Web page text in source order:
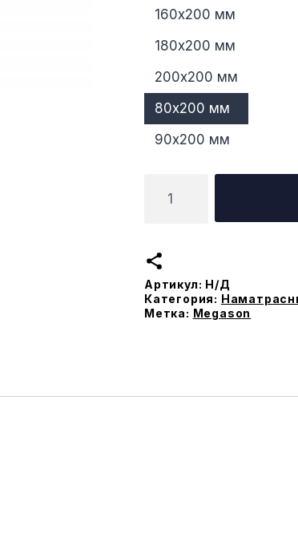
160х200 мм
180х200 мм
200х200 мм
80х200 мм
90х200 мм
товара
Memory
Артикул: Н/Д
Категория:
Метка: Megason